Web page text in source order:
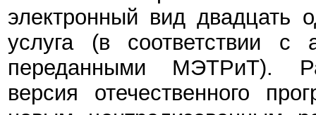
электронный вид двадцать
услуга (в соответствии с
переданными МЭТРиТ).
версия отечественного